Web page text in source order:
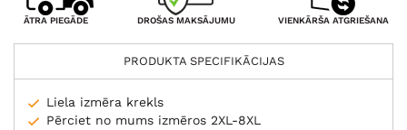
ĀTRA PIEGĀDE DROŠAS MAKSĀJUMU VIENKĀRŠA ATGRIEŠANA
PRODUKTA SPECIFIKĀCIJAS
Liela izmēra krekls
Pērciet no mums izmēros 2XL-8XL